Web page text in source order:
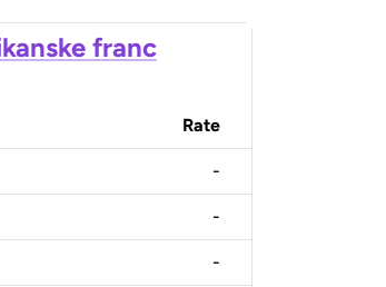
franc
Rate
-
-
-